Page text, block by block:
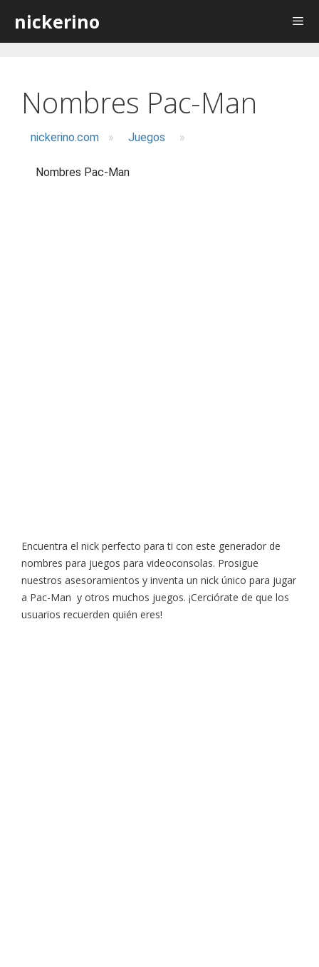
contenido
nickerino
Nombres Pac-Man
nickerino.com » Juegos »
Nombres Pac-Man
Encuentra el nick perfecto para ti con este generador de
nombres para juegos para videoconsolas. Prosigue
nuestros asesoramientos y inventa un nick único para jugar
a Pac-Man y otros muchos juegos. ¡Cerciórate de que los
usuarios recuerden quién eres!